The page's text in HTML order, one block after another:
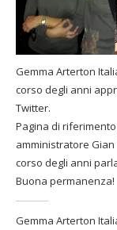
Gemma Arterton
corso degli anni
Twitter.
Pagina di
amministratore
corso degli anni
Buona permanenza!
Gemma Arterton